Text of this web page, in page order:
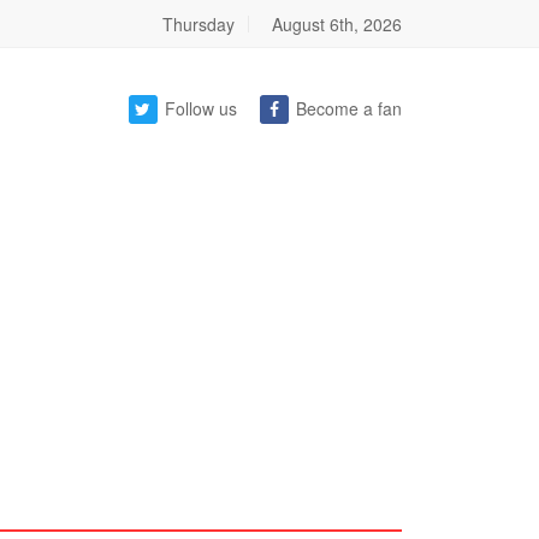
Thursday August 6th, 2026
Follow us Become a fan